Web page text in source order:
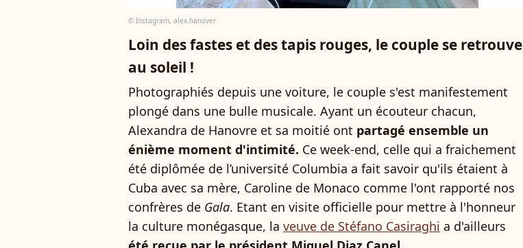
© Instagram, alex.hanover
Loin des fastes et des tapis rouges, le couple se retrouve
au soleil !
Photographiés depuis une voiture, le couple s'est manifestement
plongé dans une bulle musicale. Ayant un écouteur chacun,
Alexandra de Hanovre et sa moitié ont partagé ensemble un
énième moment d'intimité. Ce week-end, celle qui a fraichement
été diplômée de l’université Columbia a fait savoir qu'ils étaient à
Cuba avec sa mère, Caroline de Monaco comme l'ont rapporté nos
confrères de Gala. Etant en visite officielle pour mettre à l'honneur
la culture monégasque, la veuve de Stéfano Casiraghi a d'ailleurs